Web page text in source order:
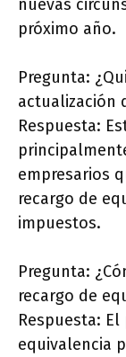
nuevas
próximo año.
Pregunta:
actualización
Respuesta:
empresarios
recargo de
impuestos.
Pregunta:
recargo de
Respuesta:
equivalencia